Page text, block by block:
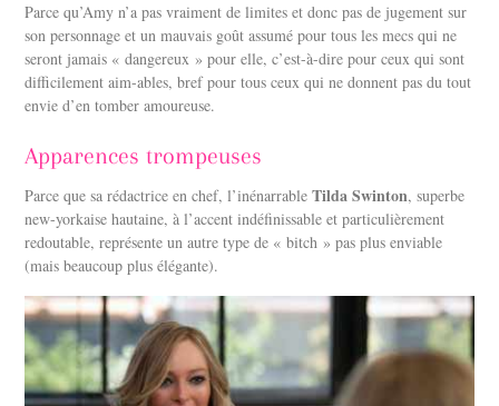
Parce qu’Amy n’a pas vraiment de limites et donc pas de jugement sur
son personnage et un mauvais goût assumé pour tous les mecs qui ne
seront jamais « dangereux » pour elle, c’est-à-dire pour ceux qui sont
difficilement aim-ables, bref pour tous ceux qui ne donnent pas du tout
envie d’en tomber amoureuse.
Apparences trompeuses
Parce que sa rédactrice en chef, l’inénarrableTilda Swinton, superbe
new-yorkaise hautaine, à l’accent indéfinissable et particulièrement
redoutable, représente un autre type de « bitch » pas plus enviable
(mais beaucoup plus élégante).